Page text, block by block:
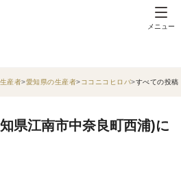
メニュー
産者 愛知県の生産者 ココニコヒロバ すべての投稿
県江南市中奈良町西浦)に